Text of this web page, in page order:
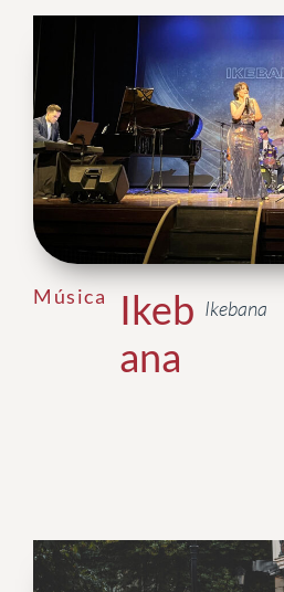
Música
Ikeb
ana
Ikebana